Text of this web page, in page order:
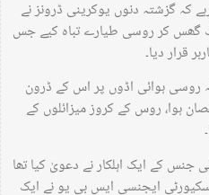
کہ گزشتہ دنوں یوکرینی ڈرونز نے
گھس کر روسی طیارے تباہ کیے جس
قرار دیا۔
روسی ہوائی اڈوں پر اس کے ڈرون
ڈالر کا نقصان ہوا، روس کے کروز میزائلوں کے
کے ایک اہلکار نے دعویٰ کیا تھا
ایجنسی ایس بی یو نے ایک